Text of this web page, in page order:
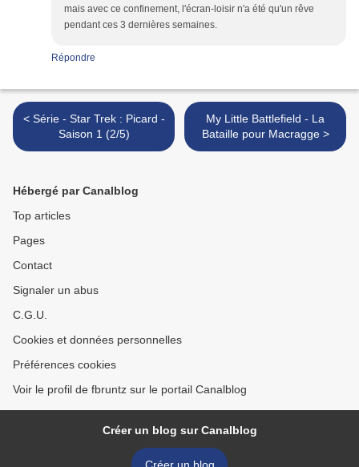
mais avec ce confinement, l'écran-loisir n'a été qu'un rêve
pendant ces 3 dernières semaines.
Répondre
< Série - Star Trek : Picard -
Saison 1 (2/5)
My Little Battlefield - La
Bataille pour Macragge >
Hébergé par Canalblog
Top articles
Pages
Contact
Signaler un abus
C.G.U.
Cookies et données personnelles
Préférences cookies
Voir le profil de fbruntz sur le portail Canalblog
Créer un blog sur Canalblog